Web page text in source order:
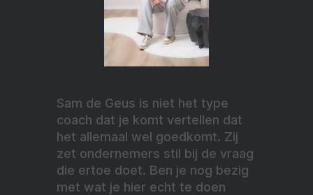
Sam de Geus is niet het type
coach dat je komt vertellen dat
het allemaal wel goedkomt. Zij
zet ondernemers stil bij de vraag
die ertoe doet. Ben je nog bezig
met wat je hier echt te doen